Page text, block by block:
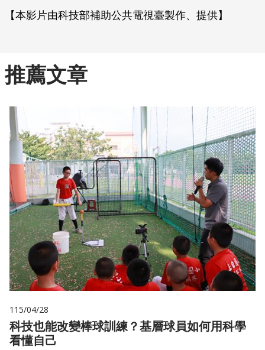
【本影片由科技部補助公共電視臺製作、提供】
推薦文章
115/04/28
科技也能改變棒球訓練？基層球員如何用科學
看懂自己